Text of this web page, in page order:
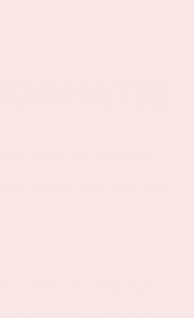
over je bezoek
vraag die hier niet